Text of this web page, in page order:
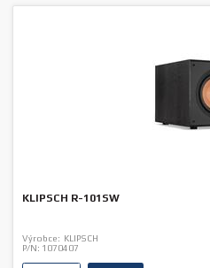
KLIPSCH R-101SW
Výrobce: KLIPSCH
P/N: 1070407